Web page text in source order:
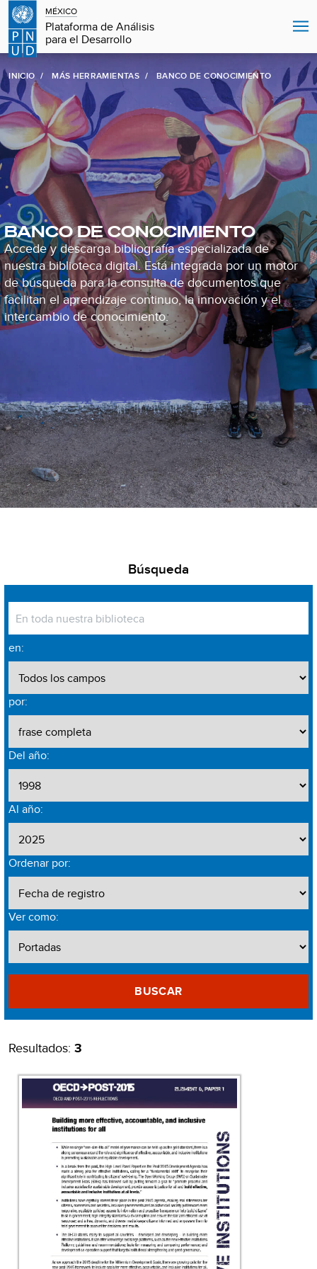
MÉXICO
Plataforma de Análisis
para el Desarrollo
INICIO MÁS HERRAMIENTAS BANCO DE CONOCIMIENTO
BANCO DE CONOCIMIENTO
Accede y descarga bibliografía especializada de
nuestra biblioteca digital. Está integrada por un motor
de búsqueda para la consulta de documentos que
facilitan el aprendizaje continuo, la innovación y el
intercambio de conocimiento.
Búsqueda
en:
por:
Del año:
Al año:
Ordenar por:
Ver como:
BUSCAR
Resultados: 3